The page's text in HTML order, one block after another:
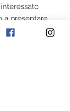
a presentare